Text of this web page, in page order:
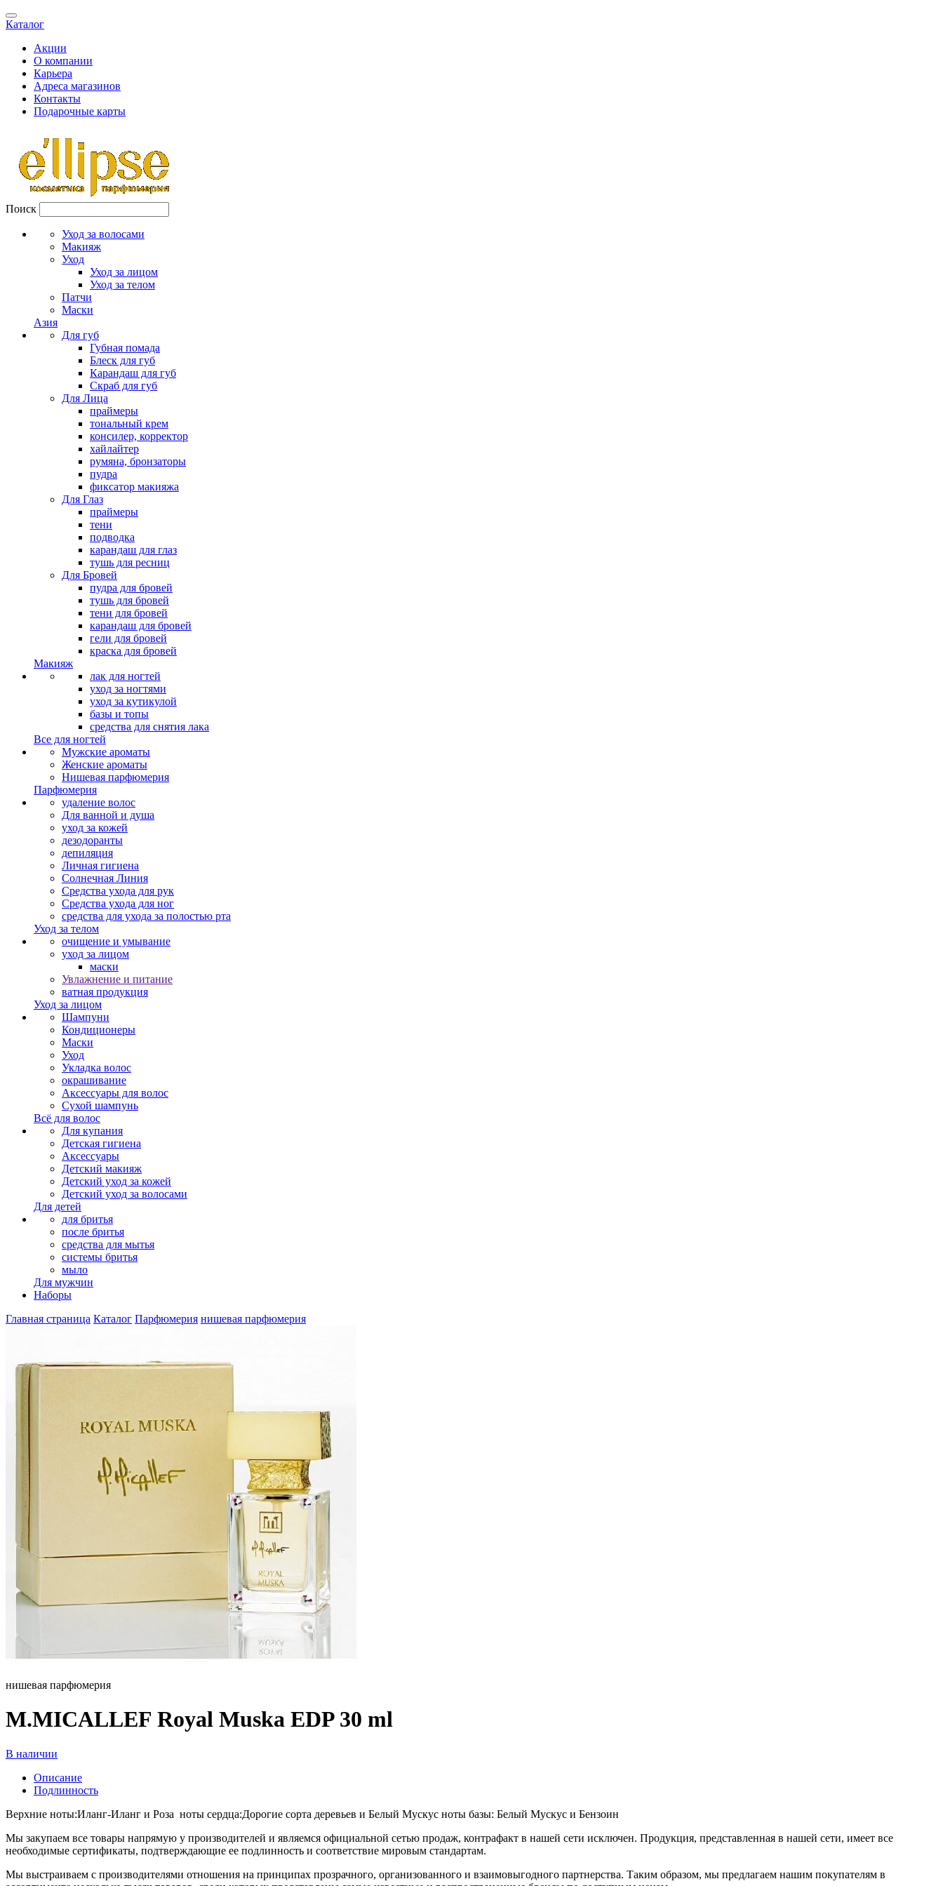
Каталог
Акции
О компании
Карьера
Адреса магазинов
Контакты
Подарочные карты
Поиск
Уход за волосами
Макияж
Уход
Уход за лицом
Уход за телом
Патчи
Маски
Азия
Для губ
Губная помада
Блеск для губ
Карандаш для губ
Скраб для губ
Для Лица
праймеры
тональный крем
консилер, корректор
хайлайтер
румяна, бронзаторы
пудра
фиксатор макияжа
Для Глаз
праймеры
тени
подводка
карандаш для глаз
тушь для ресниц
Для Бровей
пудра для бровей
тушь для бровей
тени для бровей
карандаш для бровей
гели для бровей
краска для бровей
Макияж
лак для ногтей
уход за ногтями
уход за кутикулой
базы и топы
средства для снятия лака
Все для ногтей
Мужские ароматы
Женские ароматы
Нишевая парфюмерия
Парфюмерия
удаление волос
Для ванной и душа
уход за кожей
дезодоранты
депиляция
Личная гигиена
Солнечная Линия
Средства ухода для рук
Средства ухода для ног
средства для ухода за полостью рта
Уход за телом
очищение и умывание
уход за лицом
маски
Увлажнение и питание
ватная продукция
Уход за лицом
Шампуни
Кондиционеры
Маски
Уход
Укладка волос
окрашивание
Аксессуары для волос
Сухой шампунь
Всё для волос
Для купания
Детская гигиена
Аксессуары
Детский макияж
Детский уход за кожей
Детский уход за волосами
Для детей
для бритья
после бритья
средства для мытья
системы бритья
мыло
Для мужчин
Наборы
Главная страница Каталог Парфюмерия нишевая парфюмерия
нишевая парфюмерия
M.MICALLEF Royal Muska EDP 30 ml
В наличии
Описание
Подлинность
Верхние ноты:Иланг-Иланг и Роза ноты сердца:Дорогие сорта деревьев и Белый Мускус ноты базы: Белый Мускус и Бензоин
Мы закупаем все товары напрямую у производителей и являемся официальной сетью продаж, контрафакт в нашей сети исключен. Продукция, представленная в нашей сети, имеет все
необходимые сертификаты, подтверждающие ее подлинность и соответствие мировым стандартам.
Мы выстраиваем с производителями отношения на принципах прозрачного, организованного и взаимовыгодного партнерства. Таким образом, мы предлагаем нашим покупателям в